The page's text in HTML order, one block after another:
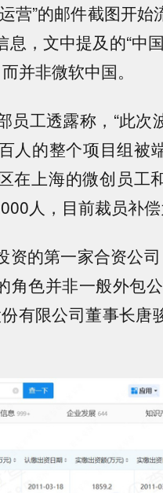
营”的邮件截图开始
，文中提及的“中
并非微软中国。
工透露称，“此次
人的整个项目组被
上海的微创员工
人，目前裁员补偿
的第一家合资公
色并非一般外包
有限公司董事长唐